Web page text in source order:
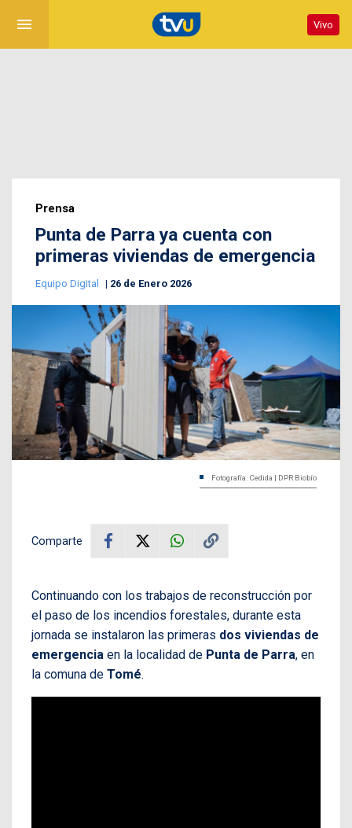
menu Vivo
Prensa
Punta de Parra ya cuenta con
primeras viviendas de emergencia
Equipo Digital 26 de Enero 2026
Fotografía: Cedida | DPR Biobío
Comparte
Continuando con los trabajos de reconstrucción por
el paso de los incendios forestales, durante esta
jornada se instalaron las primeras dos viviendas de
emergencia en la localidad de Punta de Parra, en
la comuna de Tomé.